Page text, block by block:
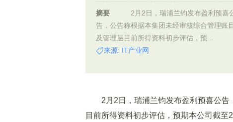
摘要
2月2日，瑞浦兰钧发布盈利预喜
告，公告称根据本集团未经审核综合管理账目
及管理层目前所得资料初步评估，预...
来源: IT产业网
2月2日，瑞浦兰钧发布盈利预喜公告
目前所得资料初步评估，预期本公司截